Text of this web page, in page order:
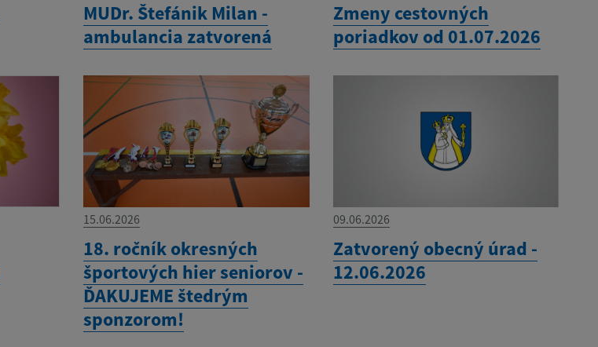
MUDr. Štefánik Milan -
ambulancia zatvorená
Zmeny cestovných
poriadkov od 01.07.2026
15.06.2026
18. ročník okresných
športových hier seniorov -
ĎAKUJEME štedrým
sponzorom!
09.06.2026
Zatvorený obecný úrad -
12.06.2026